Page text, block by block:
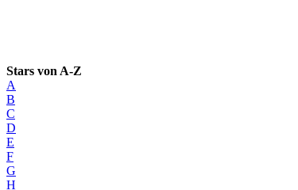
Stars von A-Z
A
B
C
D
E
F
G
H